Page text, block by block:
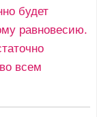
будет
равновесию.
всем